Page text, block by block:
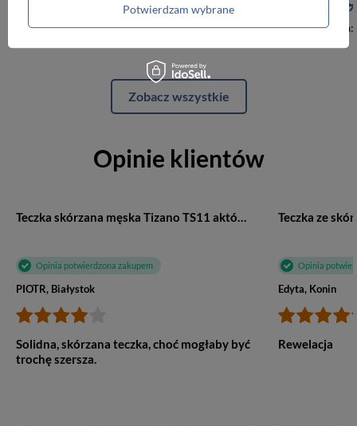
Najniższa cena:95,00 zł Najniższa cena:
Zobacz wszystkie
Opinie klientów
Teczka skórzana męska Tizano TS11 aktówka na laptopa A4 czarna
Opinia potwierdzona zakupem
PIOTR, Białystok
Solidna, skórzana teczka, choć mogłaby być
trochę szersza.
Opinia
Edyta, Konin
Rewelacja
Potwierdzam wybrane